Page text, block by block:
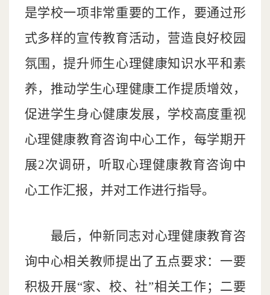
是学校一项非常重要的工作，要通过形
式多样的宣传教育活动，营造良好校园
氛围，提升师生心理健康知识水平和素
养，推动学生心理健康工作提质增效，
促进学生身心健康发展，学校高度重视
心理健康教育咨询中心工作，每学期开
展2次调研，听取心理健康教育咨询中
心工作汇报，并对工作进行指导。
最后 ，仲新同志对心理健康教育咨
询中心相关教师提出了五点要求： 一要
积极开展“家、校、社”相关工作；二要